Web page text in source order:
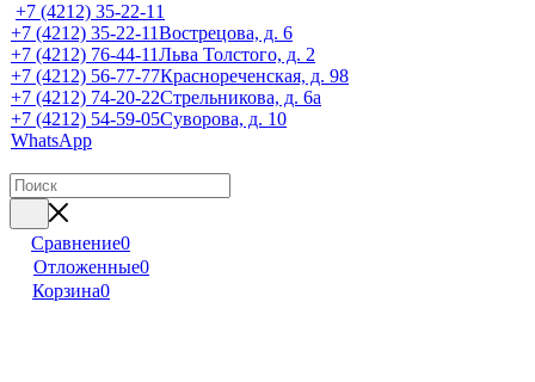
+7 (4212) 35-22-11
+7 (4212) 35-22-11Вострецова, д. 6
+7 (4212) 76-44-11Льва Толстого, д. 2
+7 (4212) 56-77-77Краснореченская, д. 98
+7 (4212) 74-20-22Стрельникова, д. 6а
+7 (4212) 54-59-05Суворова, д. 10
WhatsApp
Сравнение0
Отложенные0
Корзина0